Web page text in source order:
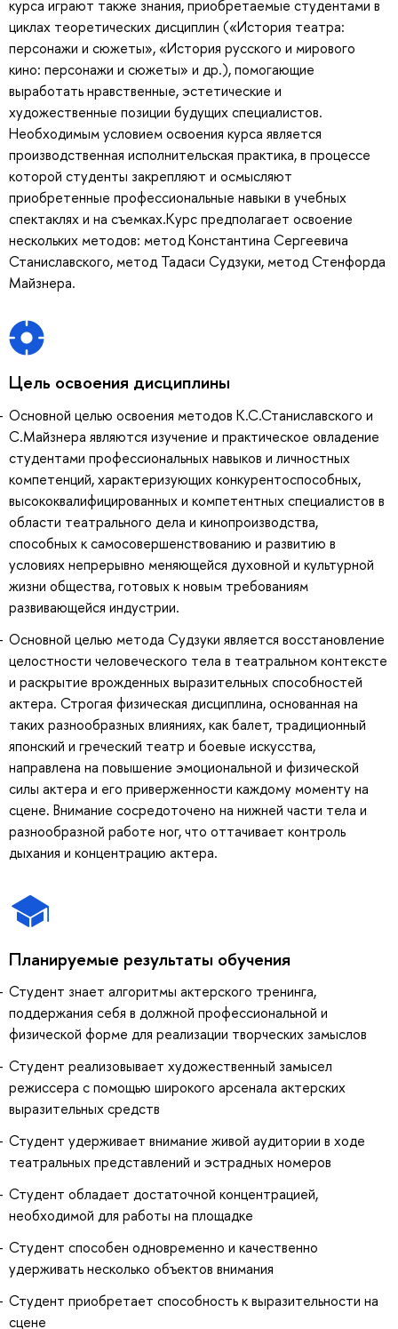
курса играют также знания, приобретаемые студентами в
циклах теоретических дисциплин («История театра:
персонажи и сюжеты», «История русского и мирового
кино: персонажи и сюжеты» и др.), помогающие
выработать нравственные, эстетические и
художественные позиции будущих специалистов.
Необходимым условием освоения курса является
производственная исполнительская практика, в процессе
которой студенты закрепляют и осмысляют
приобретенные профессиональные навыки в учебных
спектаклях и на съемках.Курс предполагает освоение
нескольких методов: метод Константина Сергеевича
Станиславского, метод Тадаси Судзуки, метод Стенфорда
Майзнера.
Цель освоения дисциплины
Основной целью освоения методов К.С.Станиславского и
С.Майзнера являются изучение и практическое овладение
студентами профессиональных навыков и личностных
компетенций, характеризующих конкурентоспособных,
высококвалифицированных и компетентных специалистов в
области театрального дела и кинопроизводства,
способных к самосовершенствованию и развитию в
условиях непрерывно меняющейся духовной и культурной
жизни общества, готовых к новым требованиям
развивающейся индустрии.
Основной целью метода Судзуки является восстановление
целостности человеческого тела в театральном контексте
и раскрытие врожденных выразительных способностей
актера. Строгая физическая дисциплина, основанная на
таких разнообразных влияниях, как балет, традиционный
японский и греческий театр и боевые искусства,
направлена на повышение эмоциональной и физической
силы актера и его приверженности каждому моменту на
сцене. Внимание сосредоточено на нижней части тела и
разнообразной работе ног, что оттачивает контроль
дыхания и концентрацию актера.
Планируемые результаты обучения
Студент знает алгоритмы актерского тренинга,
поддержания себя в должной профессиональной и
физической форме для реализации творческих замыслов
Студент реализовывает художественный замысел
режиссера с помощью широкого арсенала актерских
выразительных средств
Студент удерживает внимание живой аудитории в ходе
театральных представлений и эстрадных номеров
Студент обладает достаточной концентрацией,
необходимой для работы на площадке
Студент способен одновременно и качественно
удерживать несколько объектов внимания
Студент приобретает способность к выразительности на
сцене